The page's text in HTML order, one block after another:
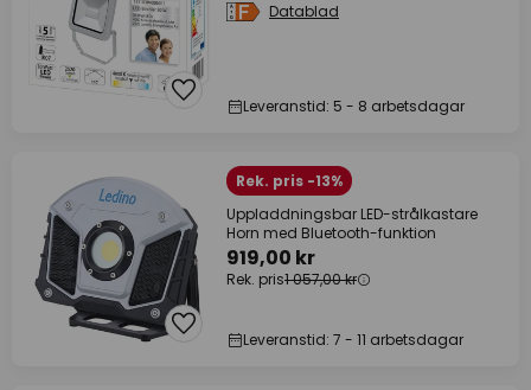
Datablad
Leveranstid: 5 - 8 arbetsdagar
Rek. pris -13%
Uppladdningsbar LED-strålkastare
Horn med Bluetooth-funktion
919,00 kr
Rek. pris1 057,00 kr
Leveranstid: 7 - 11 arbetsdagar